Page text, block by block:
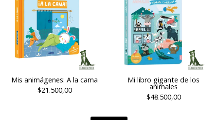
Mis animágenes: A la cama
$21.500,00
Mi libro gigante de los
animales
$48.500,00